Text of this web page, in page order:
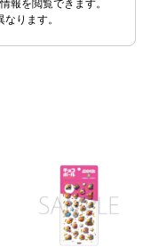
報を閲覧できます。
ります。